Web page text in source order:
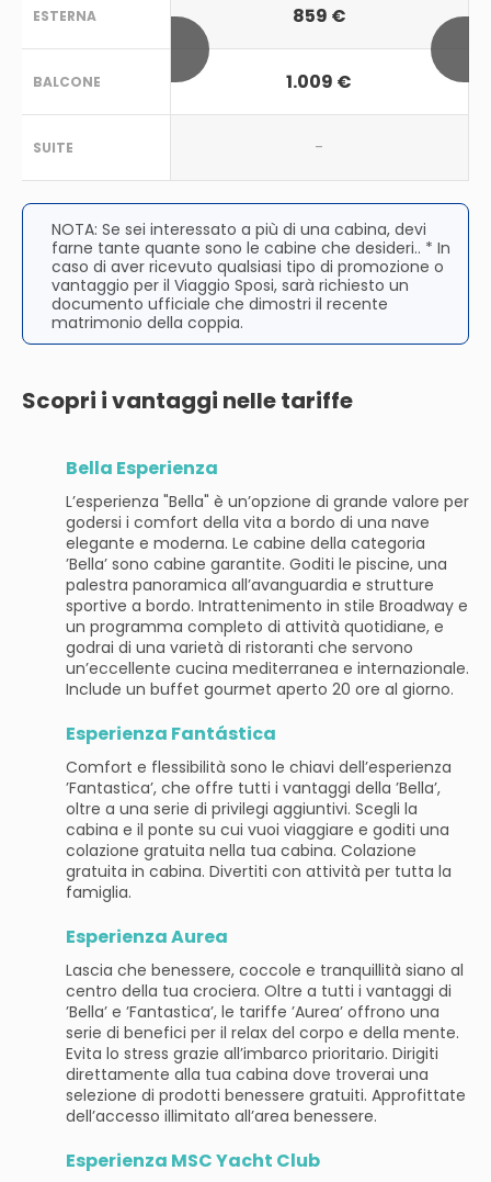
ESTERNA
BALCONE
SUITE
859 €
1.009 €
-
NOTA: Se sei interessato a più di una cabina, devi
farne tante quante sono le cabine che desideri.. * In
caso di aver ricevuto qualsiasi tipo di promozione o
vantaggio per il Viaggio Sposi, sarà richiesto un
documento ufficiale che dimostri il recente
matrimonio della coppia.
Scopri i vantaggi nelle tariffe
Bella Esperienza
L’esperienza "Bella" è un’opzione di grande valore per
godersi i comfort della vita a bordo di una nave
elegante e moderna. Le cabine della categoria
’Bella’ sono cabine garantite. Goditi le piscine, una
palestra panoramica all’avanguardia e strutture
sportive a bordo. Intrattenimento in stile Broadway e
un programma completo di attività quotidiane, e
godrai di una varietà di ristoranti che servono
un’eccellente cucina mediterranea e internazionale.
Include un buffet gourmet aperto 20 ore al giorno.
Esperienza Fantástica
Comfort e flessibilità sono le chiavi dell’esperienza
’Fantastica’, che offre tutti i vantaggi della ’Bella’,
oltre a una serie di privilegi aggiuntivi. Scegli la
cabina e il ponte su cui vuoi viaggiare e goditi una
colazione gratuita nella tua cabina. Colazione
gratuita in cabina. Divertiti con attività per tutta la
famiglia.
Esperienza Aurea
Lascia che benessere, coccole e tranquillità siano al
centro della tua crociera. Oltre a tutti i vantaggi di
’Bella’ e ’Fantastica’, le tariffe ’Aurea’ offrono una
serie di benefici per il relax del corpo e della mente.
Evita lo stress grazie all’imbarco prioritario. Dirigiti
direttamente alla tua cabina dove troverai una
selezione di prodotti benessere gratuiti. Approfittate
dell’accesso illimitato all’area benessere.
Esperienza MSC Yacht Club